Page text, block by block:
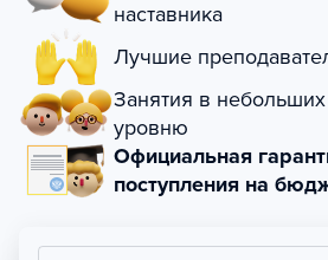
наставника
Лучшие
Занятия в
уровню
Официальная
поступления на